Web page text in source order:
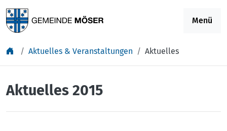
Menü
Aktuelles & Veranstaltungen Aktuelles
Aktuelles 2015